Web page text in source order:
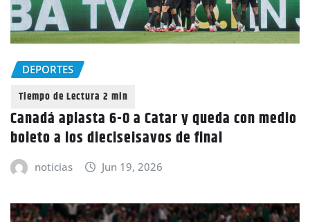
DEPORTES
Canadá aplasta 6-0 a Catar y queda con medio
boleto a los dieciseisavos de final
noticias Jun 19, 2026